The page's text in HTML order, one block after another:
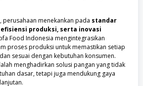
menekankan pada standar
produksi, serta inovasi
Food Indonesia mengintegrasikan
proses produksi untuk memastikan setiap
sesuai dengan kebutuhan konsumen.
menghadirkan solusi pangan yang tidak
dasar, tetapi juga mendukung gaya